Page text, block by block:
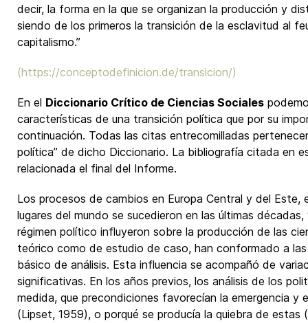
decir, la forma en la que se organizan la producción y
siendo de los primeros la transición de la esclavitud al
capitalismo.”
(https://conceptodefinicion.de/transicion/)
En el Diccionario Crítico de Ciencias Sociales
características de una transición política que por su
continuación. Todas las citas entrecomilladas
política” de dicho Diccionario. La bibliografía citada en
relacionada el final del Informe.
Los procesos de cambios en Europa Central y del Este,
lugares del mundo se sucedieron en las últimas
régimen político influyeron sobre la producción de las
teórico como de estudio de caso, han conformado a
básico de análisis. Esta influencia se acompañó de
significativas. En los años previos, los análisis de los
medida, que precondiciones favorecían la emergencia y
(Lipset, 1959), o porqué se producía la quiebra de estas